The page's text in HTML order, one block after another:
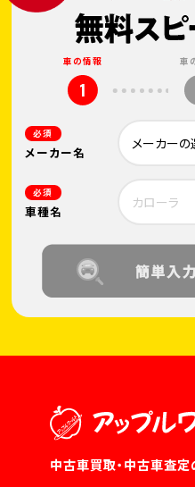
車の情報
1
車
必須
メーカー名
必須
車種名
中古車買取・中古車査